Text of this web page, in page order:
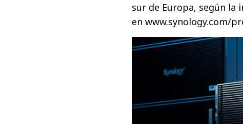
sur de Europa, según
en www.synology.com/